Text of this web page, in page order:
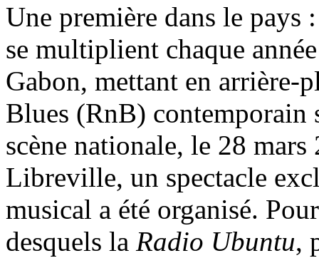
Une première dans le pays
se multiplient chaque
Gabon, mettant en arrière-
Blues (RnB)
scène nationale, le 28
Libreville, un spectacle
musical a été organisé.
desquels la Radio Ubuntu,